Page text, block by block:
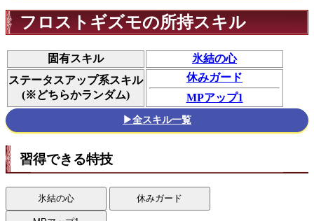
フロストギズモの所持スキル
固有スキル
氷結の心
ステータスアップ系スキル
(※どちらかランダム)
休みガード
MPアップ1
▶全スキル一覧
習得できる特技
氷結の心 休みガード